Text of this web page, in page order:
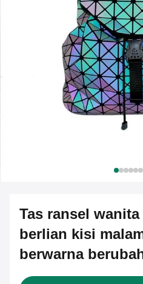
Tas ransel
berlian kisi
berwarna